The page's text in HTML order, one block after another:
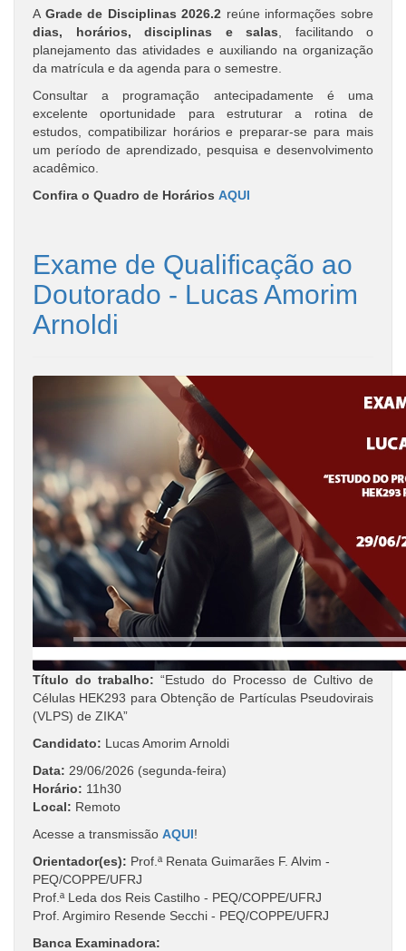
A Grade de Disciplinas 2026.2 reúne informações sobre
dias, horários, disciplinas e salas , facilitando o
planejamento das atividades e auxiliando na organização
da matrícula e da agenda para o semestre.
Consultar a programação antecipadamente é uma
excelente oportunidade para estruturar a rotina de
estudos, compatibilizar horários e preparar-se para mais
um período de aprendizado, pesquisa e desenvolvimento
acadêmico.
Confira o Quadro de Horários AQUI
Exame de Qualificação ao
Doutorado - Lucas Amorim
Arnoldi
Título do trabalho: “Estudo do Processo de Cultivo de
Células HEK293 para Obtenção de Partículas Pseudovirais
(VLPS) de ZIKA”
Candidato: Lucas Amorim Arnoldi
Data: 29/06/2026 (segunda-feira)
Horário: 11h30
Local: Remoto
Acesse a transmissão AQUI!
Orientador(es): Prof.ª Renata Guimarães F. Alvim -
PEQ/COPPE/UFRJ
Prof.ª Leda dos Reis Castilho - PEQ/COPPE/UFRJ
Prof. Argimiro Resende Secchi - PEQ/COPPE/UFRJ
Banca Examinadora: